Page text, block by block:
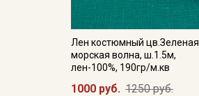
Лен костюмный цв.Зеленая
морская волна, ш.1.5м,
лен-100%, 190гр/м.кв
1000 руб. 1250 руб.